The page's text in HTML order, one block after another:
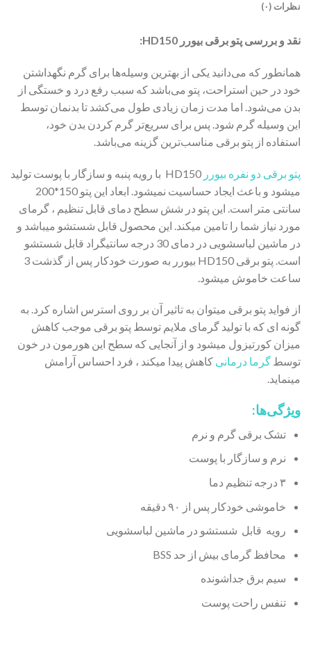
نظرات (۰)
نقد و بررسی پتو برقی بیورر HD150:
همانطور که می‌دانید یکی از بهترین وسیله‌ها برای گرم نگهداشتن
خود در حین استراحت، پتو می‌باشد که سبب رفع درد و خستگی از
بدن می‌شود. اما مدت زمان زیادی طول می‌کشد تا بدنمان توسط
این وسیله گرم شود. پس برای سریع‌تر گرم کردن بدن خود،
استفاده از پتو برقی مناسب‌ترین گزینه می‌باشد.
پتو برقی دو نفره بیورر
HD150 با رویه پنبه و سازگار با پوست تولید
میشود و باعث ایجاد حساسیت نمیشود. ابعاد این پتو 150*200
سانتی متر است. این پتو در شش سطح دمای قابل تنظیم ، گرمای
مورد نیاز شما را تامین میکند. این محصول قابل شستشو میباشد و
در ماشین لباسشویی در دمای 30 درجه سانتیگراد قابل شستشو
است. پتو برقی HD150 بیورر به صورت خودکار پس از گذشت 3
ساعت خاموش میشود.
از فواید پتو برقی میتوان به تاثیر آن بر روی استرس اشاره کرد. به
گونه ای که با تولید گرمای ملایم توسط پتو برقی موجب کاهش
میزان کورتیزول میشود و از آنجایی که سطح این هورمون در خون
توسط گرما درمانی کاهش پیدا میکند ، فرد احساس آرامش
مینماید.
ویژگی‌ها:
تشک برقی گرم و نرم
نرم و سازگار با پوست
۳ درجه تنظیم دما
خاموشی خودکار پس از ۹۰ دقیقه
رویه قابل شستشو در ماشین لباسشویی
محافظ گرمای بیش از حد BSS
سیم برق جداشونده
تنفس راحت پوست